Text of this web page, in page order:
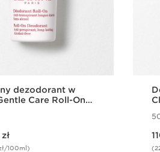
dezodorant w
Care Roll-On
100ml)